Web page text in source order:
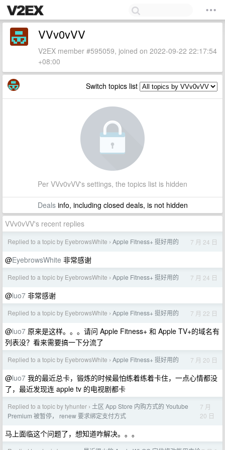
VVv0vVV
V2EX member #595059, joined on 2022-09-22 22:17:54
+08:00
Switch topics list
Per VVv0vVV's settings, the topics list is hidden
Dealsinfo, including closed deals, is not hidden
VVv0vVV's recent replies
Replied to a topic by EyebrowsWhite › Apple Fitness+ 挺好用的 7 月 24 日
@EyebrowsWhite 非常感谢
Replied to a topic by EyebrowsWhite › Apple Fitness+ 挺好用的 7 月 24 日
@luo7 非常感谢
Replied to a topic by EyebrowsWhite › Apple Fitness+ 挺好用的 7 月 22 日
@luo7 原来是这样。。。请问 Apple Fitness+ 和 Apple TV+的域名有
列表没？看来需要搞一下分流了
Replied to a topic by EyebrowsWhite › Apple Fitness+ 挺好用的 7 月 20 日
@luo7 我的最近总卡，锻炼的时候最怕练着练着卡住，一点心情都没
了，最近发现连 apple tv 的电视剧都卡
Replied to a topic by tyhunter › 土区 App Store 内购方式的 Youtube
Premium 被暂停， renew 要求绑定支付方式
7 月
20 日
马上面临这个问题了，想知道咋解决。。。